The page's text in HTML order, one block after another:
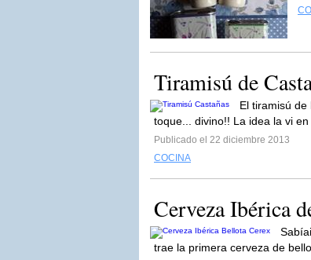
Tiramisú de
El tiramisú
toque... divino!! La idea la vi
Publicado el 22 diciembre 2013
COCINA
Cerveza Ibérica
trae la primera cerveza de